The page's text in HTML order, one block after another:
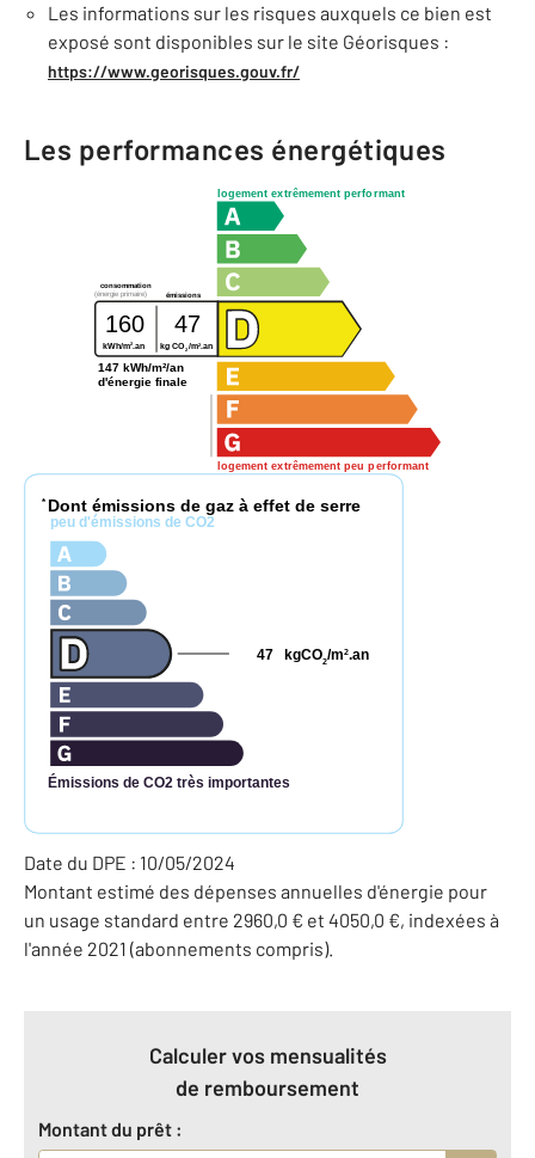
Les informations sur les risques auxquels ce bien est
exposé sont disponibles sur le site Géorisques :
https://www.georisques.gouv.fr/
Les performances énergétiques
logement extrêmement performant
logement extrêmement peu performant
consommation
émissions
(énergie primaire)
160 47
kWh/m2.an kg CO2 /m2 .an
147 kWh/m²/an
d'énergie finale
* Dont émissions de gaz à effet de serre
peu d'émissions de CO2
Émissions de CO2 très importantes
kgCO2/m2.an
47
Date du DPE : 10/05/2024
Montant estimé des dépenses annuelles d'énergie pour
un usage standard entre 2960,0 € et 4050,0 €, indexées à
l'année 2021 (abonnements compris).
Calculer vos mensualités
de remboursement
Montant du prêt :